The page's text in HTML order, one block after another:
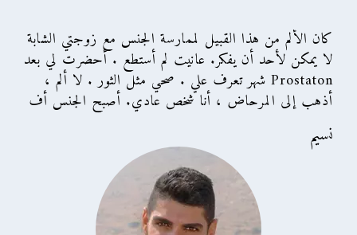
كان الألم من هذا القبيل لممارسة الجنس مع زوجتي الشابة
لا يمكن لأحد أن يفكر. عانيت لم أستطع . أحضرت لي بعد
Prostaton شهر تعرف علي . صحي مثل الثور . لا ألم ،
أذهب إلى المرحاض ، أنا شخص عادي. أصبح الجنس أف
نسيم